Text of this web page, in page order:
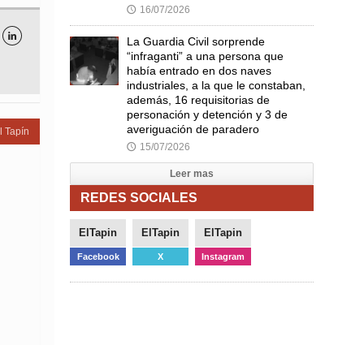

Tapín
🕔 16/07/2026
La Guardia Civil sorprende
“infraganti” a una persona que
había entrado en dos naves
industriales, a la que le constaban,
además, 16 requisitorias de
personación y detención y 3 de
averiguación de paradero
🕔 15/07/2026
Leer mas
REDES SOCIALES
ElTapin
Facebook
ElTapin
X
ElTapin
Instagram